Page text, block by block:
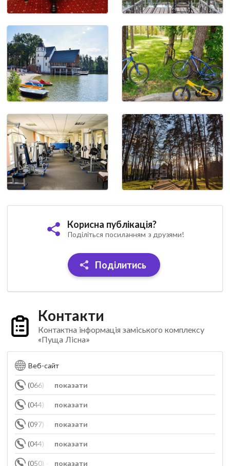
Корисна публікація?
Поділіться посиланням з друзями!
Поділитись
Контакти
Контактна інформація заміського комплексу
«Пуща Лісна»
Веб-сайт
показати
(066) 117-62-62
показати
(044) 354-07-77
показати
(097) 375-59-35
показати
(044) 354-07-70
показати
(050) 448-53-44